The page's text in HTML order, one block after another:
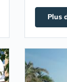
Plus